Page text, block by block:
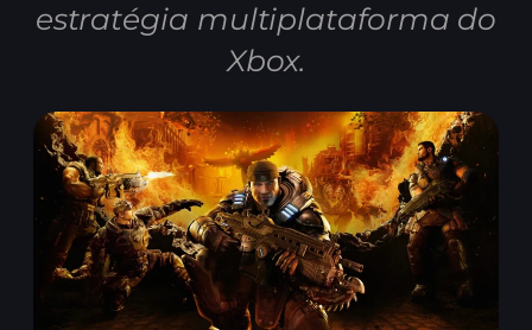
estratégia multiplataforma do
Xbox.